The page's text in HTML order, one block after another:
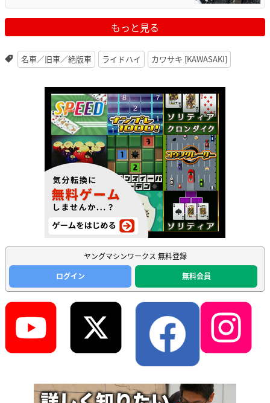
もっと見る
名車／旧車／絶版車 ライドハイ カワサキ [KAWASAKI]
ヤングマシンワークス 無料登録
ログイン
無料会員